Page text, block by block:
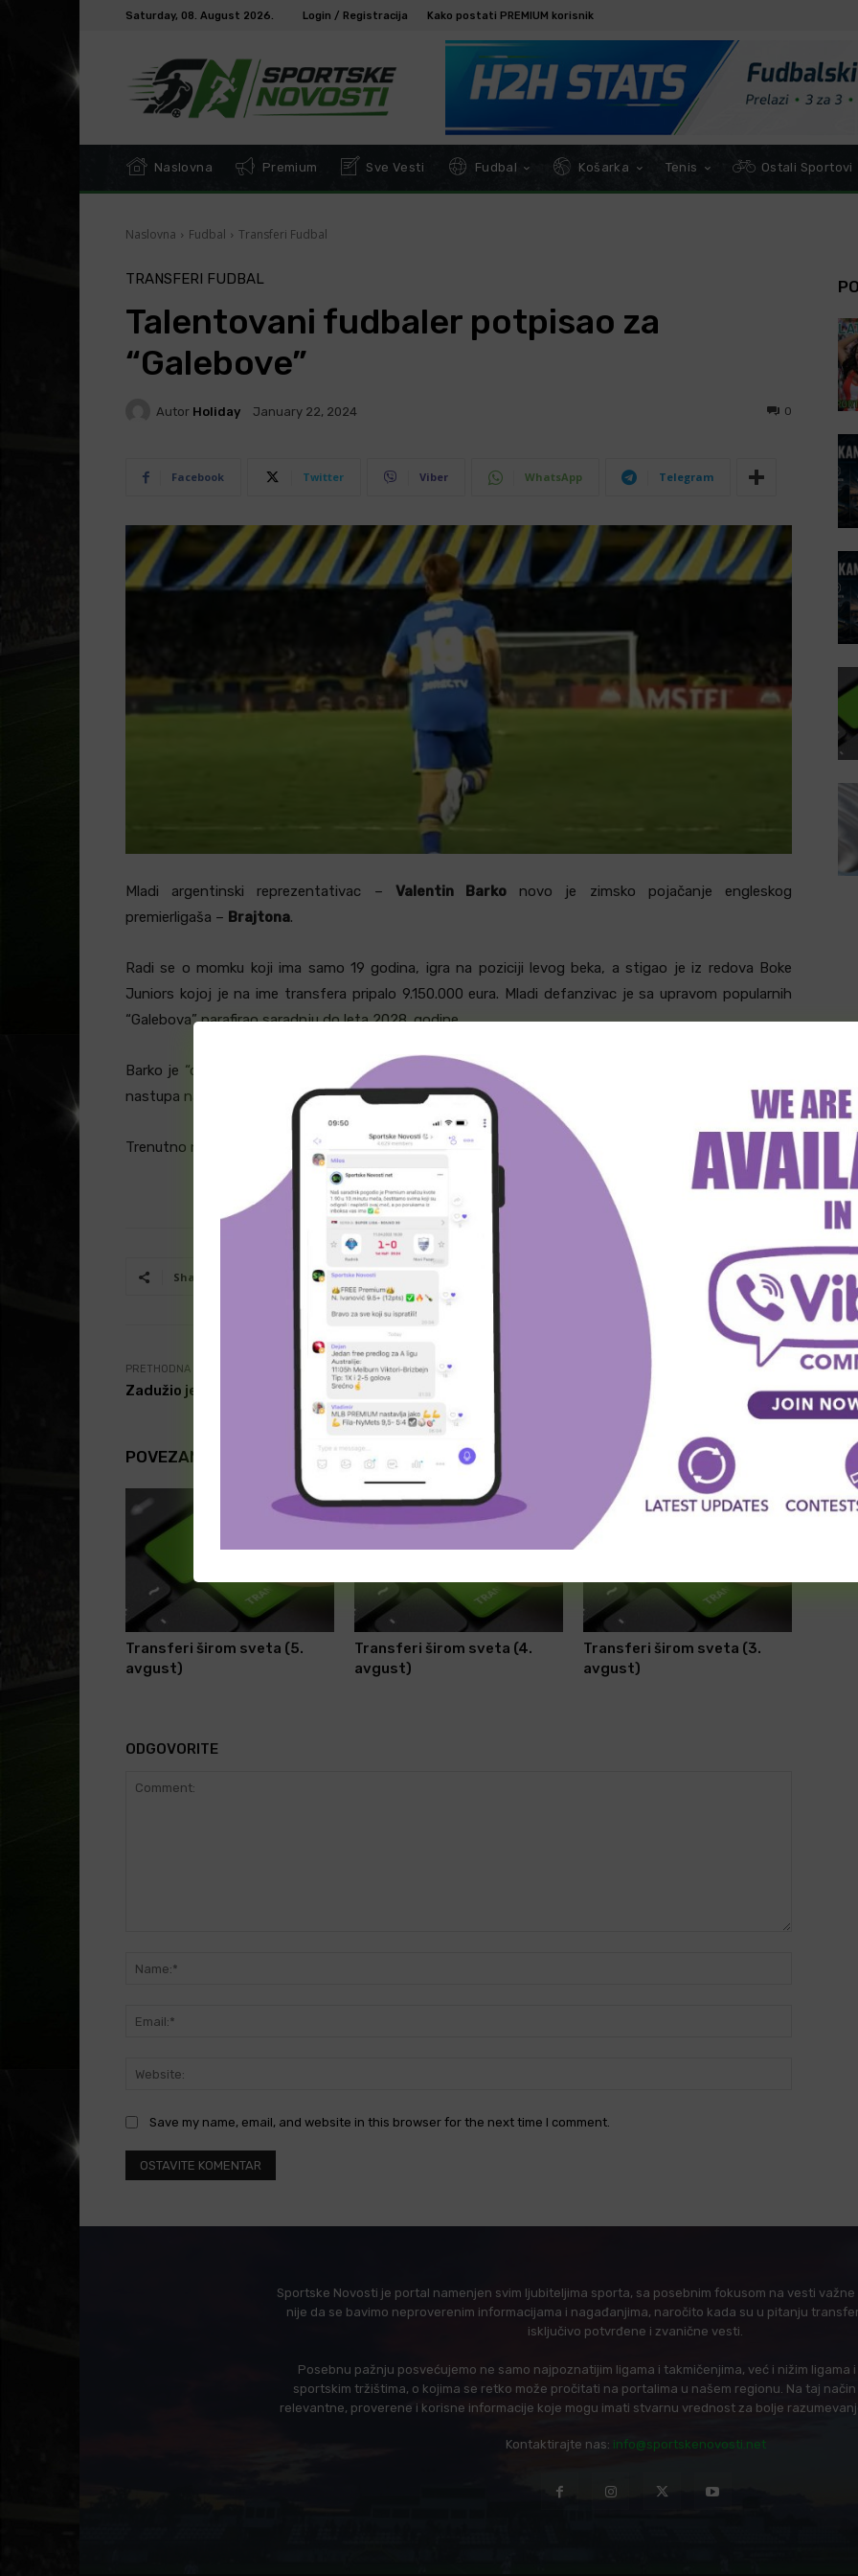
Saturday, 08. August 2026. Login / Registracija Kako postati PREMIUM korisnik
Naslovna Premium Sve Vesti Fudbal Košarka Tenis Ostali Sportovi
Naslovna Fudbal Transferi Fudbal
TRANSFERI FUDBAL
Talentovani fudbaler potpisao za
“Galebove”
Autor Holiday January 22, 2024 0
Facebook Twitter Viber WhatsApp Telegram
Mladi argentinski reprezentativac – Valentin Barkonovo je zimsko pojačanje engleskog
premierligaša – Brajtona.
Radi se o momku koji ima samo 19 godina, igra na poziciji levog beka, a stigao je iz redova Boke
Juniors kojoj je na ime transfera pripalo 9.150.000 eura. Mladi defanzivac je sa upravom popularnih
“Galebova” parafirao saradnju do leta 2028. godine.
Barko je “dete” Boke Juniors, a za prvi tim debitovao je tokom 2021. godine. Ukupno je sakupio 35
nastupa na kojima je postigao i dva gola.
Trenutno nastupa i za U20, odnosno U23 selekciju Argentine.
Share Facebook
PRETHODNA VEST
Zadužio je dres francuskog velikana
SLEDEĆA VEST
Preselio se u Napulj
POVEZANI ČLANCI
Transferi širom sveta (5.
avgust)
Transferi širom sveta (4.
avgust)
Transferi širom sveta (3.
avgust)
ODGOVORITE
Save my name, email, and website in this browser for the next time I comment.
Sportske Novosti je portal namenjen svim ljubiteljima sporta, sa posebnim fokusom na vesti
nije da se bavimo neproverenim informacijama i nagađanjima, naročito kada su u pitanju
isključivo potvrđene i zvanične vesti.
Posebnu pažnju posvećujemo ne samo najpoznatijim ligama i takmičenjima, već i nižim ligama
sportskim tržištima, o kojima se retko može pročitati na portalima u našem regionu. Na taj
relevantne, proverene i korisne informacije koje mogu imati stvarnu vrednost za bolje
Kontaktirajte nas: info@sportskenovosti.net